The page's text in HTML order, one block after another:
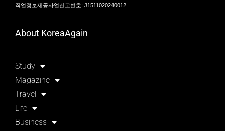
직업정보제공사업신고번호: J1511020240012
About KoreaAgain
Study
Magazine
Travel
Life
Business